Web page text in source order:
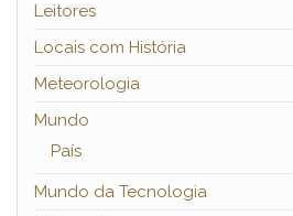
Leitores
Locais com História
Meteorologia
Mundo
País
Mundo da Tecnologia